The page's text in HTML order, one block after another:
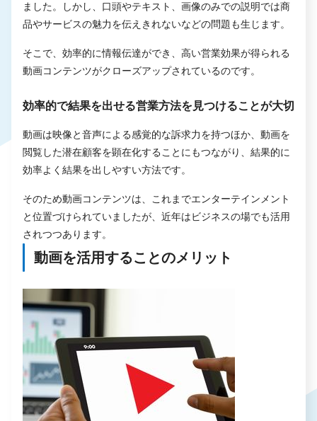
ました。しかし、口頭やテキスト、画像のみでの説明では商
品やサービスの魅力を伝えきれないなどの問題も生じます。
そこで、効率的に情報伝達ができ、高い営業効果が得られる
動画コンテンツがクローズアップされているのです。
効率的で結果を出せる営業方法を見つけることが大切
動画は映像と音声による感覚的な訴求力を持つほか、動画を
閲覧した潜在顧客を顕在化することにもつながり、結果的に
効率よく結果を出しやすい方法です。
そのため動画コンテンツは、これまでエンターテインメント
と位置づけられていましたが、近年はビジネスの場でも活用
されつつあります。
動画を活用することのメリット